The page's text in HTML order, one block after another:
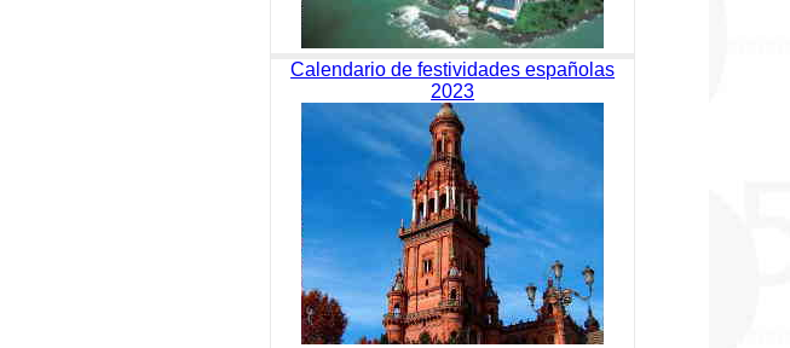
Calendario de festividades españolas
2023